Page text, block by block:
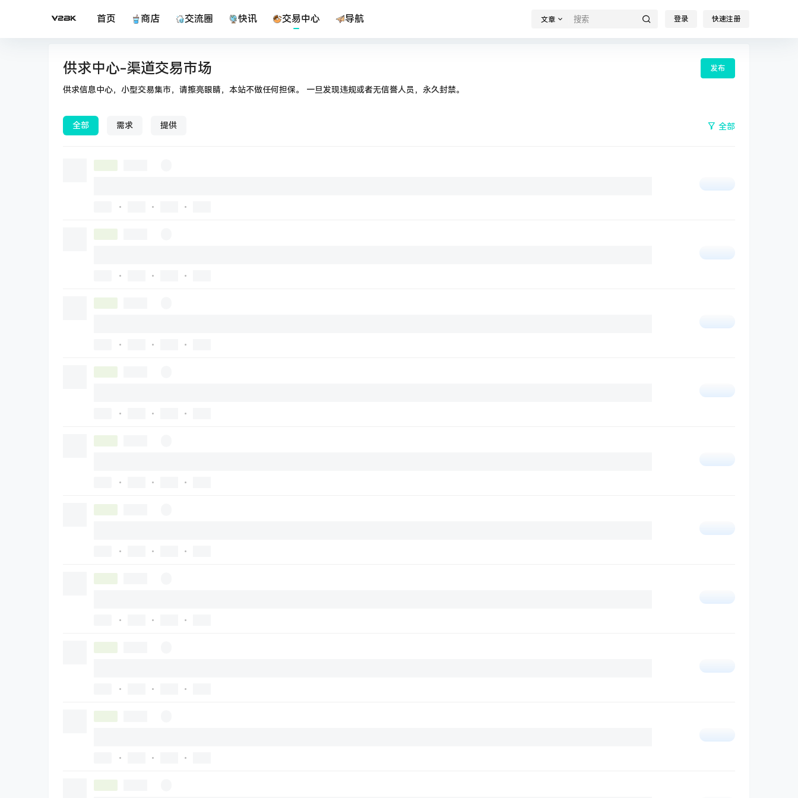
首页 商店 交流圈 快讯 交易中心 导航 文章 登录 快速注册
供求中心-渠道交易市场 发布
供求信息中心，小型交易集市，请擦亮眼睛，本站不做任何担保。 一旦发现违规或者无信誉人员，永久封禁。
全部 需求 提供 全部
• • •
• • •
• • •
• • •
• • •
• • •
• • •
• • •
• • •